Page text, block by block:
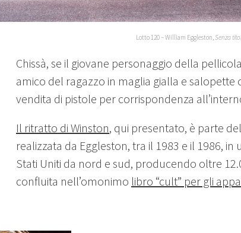
Lotto 120 – William Eggleston,Senza
Chissà, se il giovane personaggio della
amico del ragazzo in maglia gialla e
vendita di pistole per corrispondenza
Il ritratto di Winston, qui presentato, è parte
realizzata da Eggleston, tra il 1983 e il 1986,
Stati Uniti da nord e sud, producendo oltre
confluita nell’omonimo libro “cult” per gli